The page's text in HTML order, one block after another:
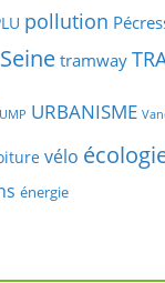
pollution
tramway
UMP URBANISME
vélo
énergie